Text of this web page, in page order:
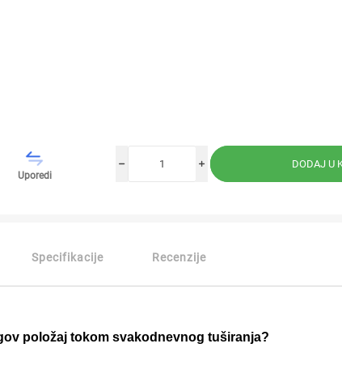
Uporedi
i
h
Specifikacije Recenzije
položaj tokom svakodnevnog tuširanja?